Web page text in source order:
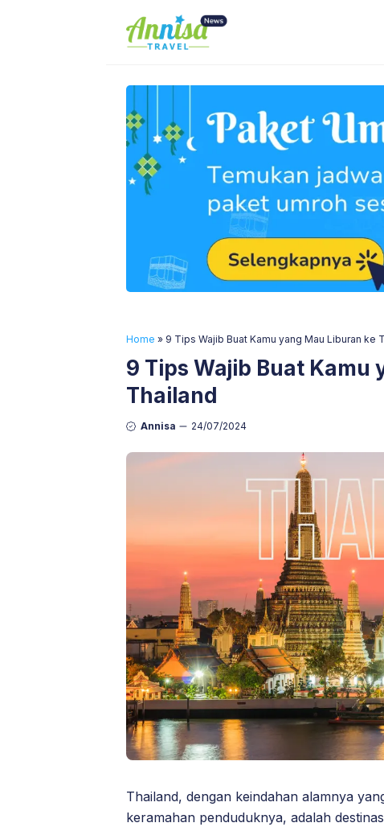
Home » 9 Tips Wajib Buat Kamu yang Mau Liburan ke
9 Tips Wajib Buat Kamu
Thailand
Annisa 24/07/2024
Thailand, dengan keindahan alamnya
keramahan penduduknya, adalah